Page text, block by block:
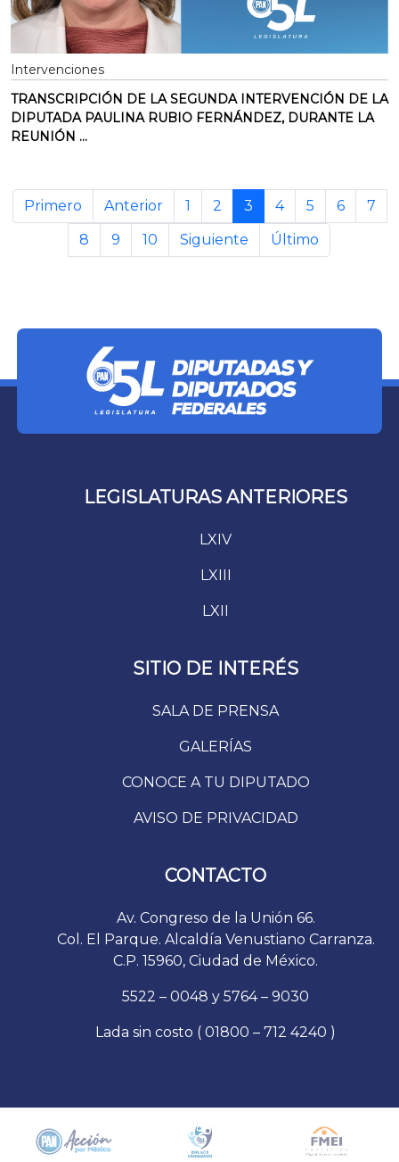
Intervenciones
TRANSCRIPCIÓN DE LA SEGUNDA INTERVENCIÓN DE LA
DIPUTADA PAULINA RUBIO FERNÁNDEZ, DURANTE LA
REUNIÓN ...
Primero Anterior 1 2 3 4 5 6
7
8
9 10 Siguiente Último
LEGISLATURAS ANTERIORES
LXIV
LXIII
LXII
SITIO DE INTERÉS
SALA DE PRENSA
GALERÍAS
CONOCE A TU DIPUTADO
AVISO DE PRIVACIDAD
CONTACTO
Av. Congreso de la Unión 66.
Col. El Parque. Alcaldía Venustiano Carranza.
C.P. 15960, Ciudad de México.
5522 – 0048 y 5764 – 9030
Lada sin costo ( 01800 – 712 4240 )